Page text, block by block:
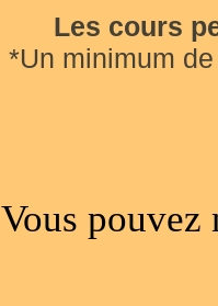
Les cours
*Un minimum
Vous pouvez